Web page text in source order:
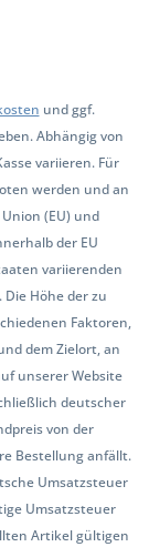
und ggf.
Abhängig von
variieren. Für
werden und an
(EU) und
der EU
variierenden
Höhe der zu
Faktoren,
dem Zielort, an
unserer Website
deutscher
von der
Bestellung anfällt.
Umsatzsteuer
Umsatzsteuer
Artikel gültigen